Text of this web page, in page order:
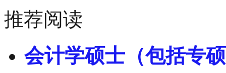
推荐阅读
会计学硕士（包括专